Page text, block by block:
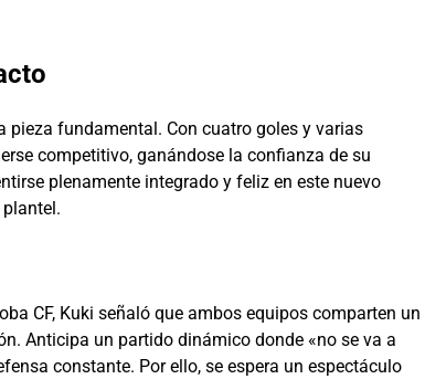
pieza fundamental. Con cuatro goles y varias
competitivo, ganándose la confianza de su
plenamente integrado y feliz en este nuevo
CF, Kuki señaló que ambos equipos comparten un
Anticipa un partido dinámico donde «no se va a
constante. Por ello, se espera un espectáculo